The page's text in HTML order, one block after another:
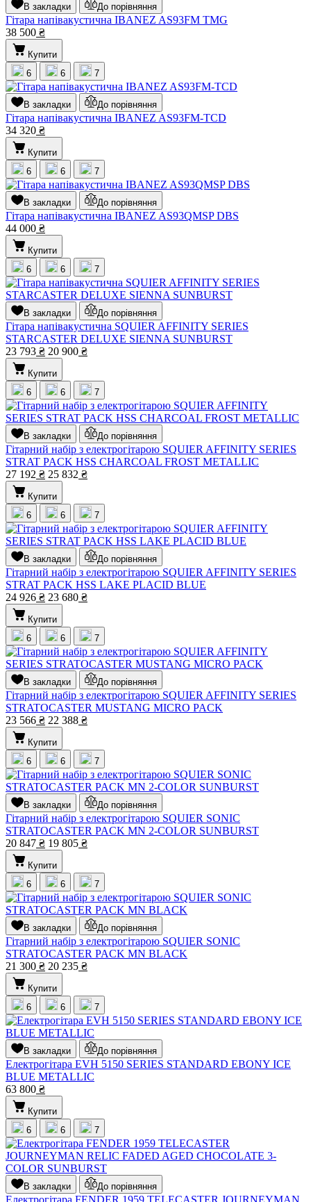
В закладки До порівняння
Гітара напівакустична IBANEZ AS93FM TMG
38 500 ₴
Купити
6
6 7
В закладки До порівняння
Гітара напівакустична IBANEZ AS93FM-TCD
34 320 ₴
Купити
6
6 7
В закладки До порівняння
Гітара напівакустична IBANEZ AS93QMSP DBS
44 000 ₴
Купити
6
6 7
В закладки До порівняння
Гітара напівакустична SQUIER AFFINITY SERIES
STARCASTER DELUXE SIENNA SUNBURST
23 793 ₴ 20 900 ₴
Купити
6
6 7
В закладки До порівняння
Гітарний набір з електрогітарою SQUIER AFFINITY SERIES
STRAT PACK HSS CHARCOAL FROST METALLIC
27 192 ₴ 25 832 ₴
Купити
6
6 7
В закладки До порівняння
Гітарний набір з електрогітарою SQUIER AFFINITY SERIES
STRAT PACK HSS LAKE PLACID BLUE
24 926 ₴ 23 680 ₴
Купити
6
6 7
В закладки До порівняння
Гітарний набір з електрогітарою SQUIER AFFINITY SERIES
STRATOCASTER MUSTANG MICRO PACK
23 566 ₴ 22 388 ₴
Купити
6
6 7
В закладки До порівняння
Гітарний набір з електрогітарою SQUIER SONIC
STRATOCASTER PACK MN 2-COLOR SUNBURST
20 847 ₴ 19 805 ₴
Купити
6
6 7
В закладки До порівняння
Гітарний набір з електрогітарою SQUIER SONIC
STRATOCASTER PACK MN BLACK
21 300 ₴ 20 235 ₴
Купити
6
6 7
В закладки До порівняння
Електрогітара EVH 5150 SERIES STANDARD EBONY ICE
BLUE METALLIC
63 800 ₴
Купити
6
6 7
В закладки До порівняння
Електрогітара FENDER 1959 TELECASTER JOURNEYMAN